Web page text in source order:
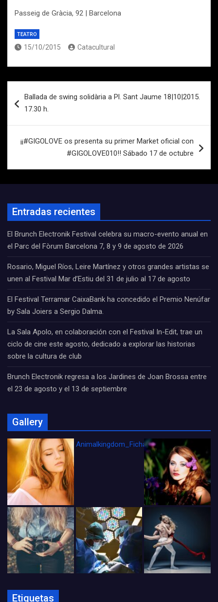
Passeig de Gràcia, 92 | Barcelona
TEATRO
15/10/2015 Catacultural
de
Ballada de swing solidària a Pl. Sant Jaume 18|10|2015.
17.30 h.
¡¡#GIGOLOVE os presenta su primer Market oficial con
#GIGOLOVE010!! Sábado 17 de octubre
Entradas recientes
El Brunch Electronik Festival celebra su macro-evento anual en
el Parc del Fòrum Barcelona 7, 8 y 9 de agosto de 2026
Rosario, Miguel Ríos, Leire Martínez y otros grandes artistas se
unen al Festival Mar d’Estiu del 31 de julio al 17 de agosto
El Festival Terramar CaixaBank ha concedido el Premio Nenúfar
by Sala Joiers a Sergio Dalma.
La Sala Apolo, en colaboración con el Festival In-Edit, trae un
ciclo de cine este agosto, dedicado a explorar las historias
sobre la cultura de club
Brunch Electronik regresa a los Jardines de Joan Brossa entre
el 23 de agosto y el 13 de septiembre
Gallery
Animalkingdom_FichaCine
Etiquetas